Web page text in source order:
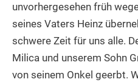
unvorhergesehen früh
seines Vaters Heinz
schwere Zeit für uns alle.
Milica und unserem Sohn
von seinem Onkel geerbt.